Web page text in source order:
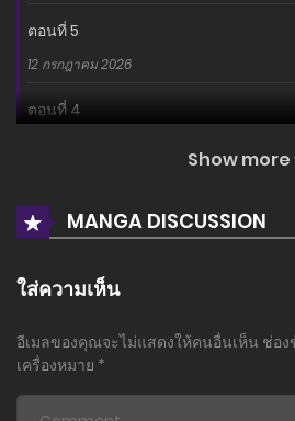
ตอนที่ 5
12 กรกฎาคม 2026
ตอนที่ 4
20 มิถุนายน 2026
13 มิถุนายน 2026
ตอนที่ 1
Show more
MANGA DISCUSSION
ใส่ความเห็น
อีเมลของคุณจะไม่แสดงให้คนอื่นเห็น ช่อง
เครื่องหมาย *